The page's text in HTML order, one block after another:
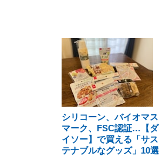
シリコーン、バイオマス
マーク、FSC認証…【ダ
イソー】で買える「サス
テナブルなグッズ」10選